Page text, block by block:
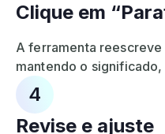
Clique em
A ferramenta
mantendo o
4
Revise e ajuste